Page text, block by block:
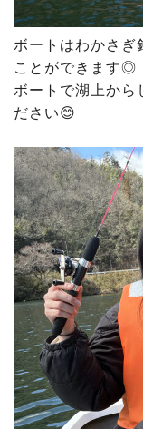
ボートはわかさぎ
ことができます◎
ボートで湖上から
ださい😊